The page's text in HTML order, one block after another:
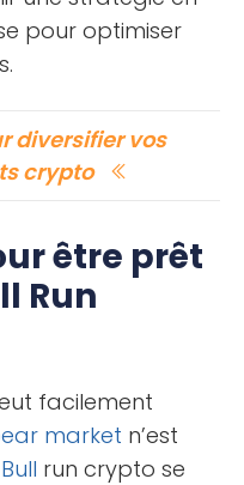
pour optimiser
diversifier vos
crypto
être prêt
Run
facilement
market n’est
Bull run crypto se